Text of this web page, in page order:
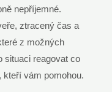
nepříjemné.
ztracený čas a
z možných
situaci reagovat co
kteří vám pomohou.